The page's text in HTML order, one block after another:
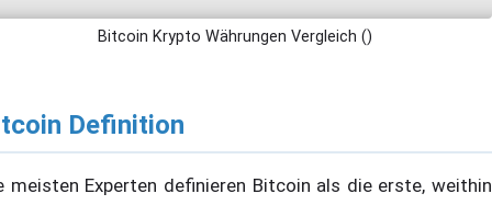
Bitcoin Krypto Währungen Vergleich ()
Definition
meisten Experten definieren Bitcoin als die erste, weithin